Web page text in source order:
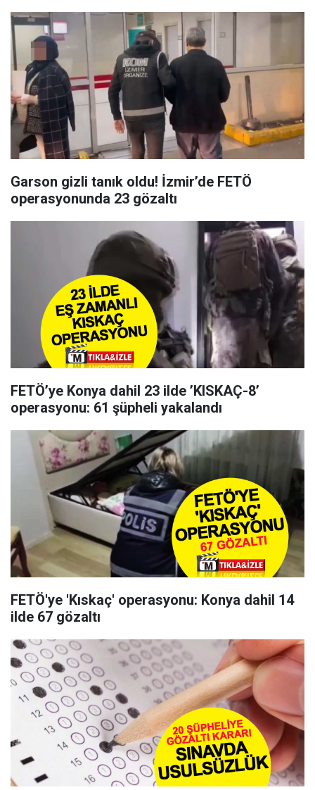
Garson gizli tanık oldu! İzmir’de FETÖ
operasyonunda 23 gözaltı
FETÖ’ye Konya dahil 23 ilde ’KISKAÇ-8’
operasyonu: 61 şüpheli yakalandı
FETÖ'ye 'Kıskaç' operasyonu: Konya dahil 14
ilde 67 gözaltı